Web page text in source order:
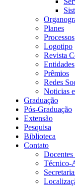
Planes
Processos
Logotipo
Revista
Entidades
Prêmios
Redes
Noticias
Graduação
Pós-Graduação
Extensão
Pesquisa
Biblioteca
Contato
Técnico-